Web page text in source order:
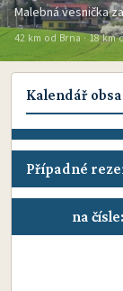
Malebná vesnička
42 km od Brna · 18 km
Kalendář
Případné
na čísle: